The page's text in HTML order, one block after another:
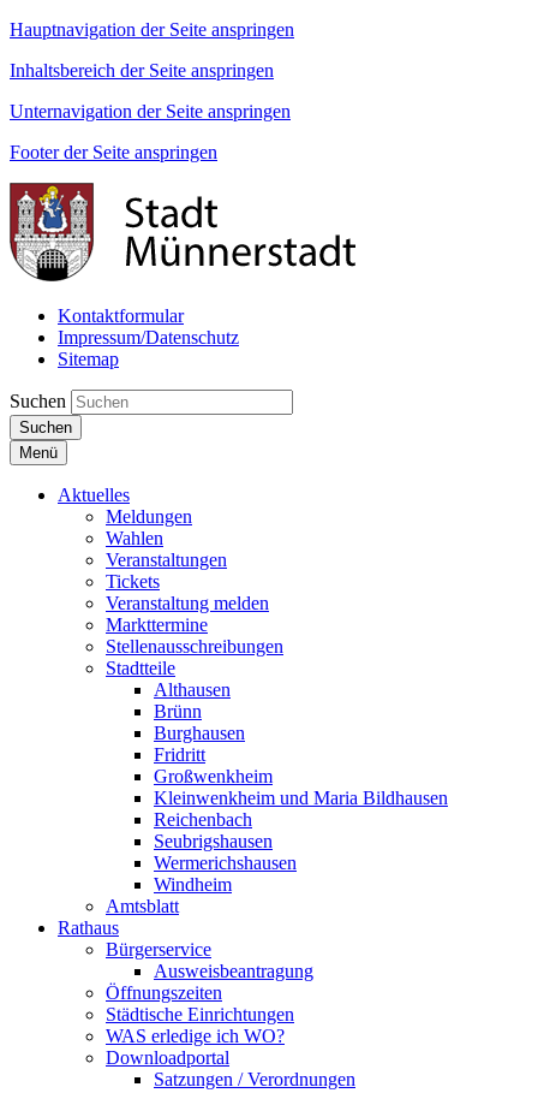
Hauptnavigation der Seite anspringen
Inhaltsbereich der Seite anspringen
Unternavigation der Seite anspringen
Footer der Seite anspringen
Kontaktformular
Impressum/Datenschutz
Sitemap
Suchen
Suchen
Menü
Aktuelles
Meldungen
Wahlen
Veranstaltungen
Tickets
Veranstaltung melden
Markttermine
Stellenausschreibungen
Stadtteile
Althausen
Brünn
Burghausen
Fridritt
Großwenkheim
Kleinwenkheim und Maria Bildhausen
Reichenbach
Seubrigshausen
Wermerichshausen
Windheim
Amtsblatt
Rathaus
Bürgerservice
Ausweisbeantragung
Öffnungszeiten
Städtische Einrichtungen
WAS erledige ich WO?
Downloadportal
Satzungen / Verordnungen